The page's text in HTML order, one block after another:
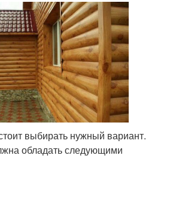
выбирать нужный вариант.
обладать следующими